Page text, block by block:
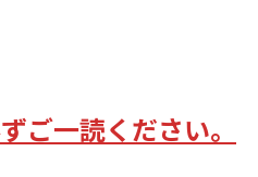
ご一読ください。